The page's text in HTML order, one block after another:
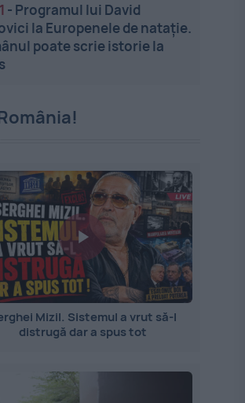
- Programul lui David
la Europenele de natație.
poate scrie istorie la
Mizil. Sistemul a vrut să-l
distrugă dar a spus tot